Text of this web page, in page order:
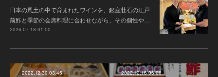
日本の風土の中で育まれたワインを、銀座壮石の江戸
前鮓と季節の会席料理に合わせながら、その個性や…
2026.07.18 01:00
2022.12.30 03:45 2022.12.16 06:06